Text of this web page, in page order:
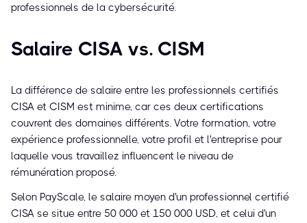
professionnels de la cybersécurité.
Salaire CISA vs. CISM
La différence de salaire entre les professionnels certifiés
CISA et CISM est minime, car ces deux certifications
couvrent des domaines différents. Votre formation, votre
expérience professionnelle, votre profil et l'entreprise pour
laquelle vous travaillez influencent le niveau de
rémunération proposé.
Selon PayScale, le salaire moyen d'un professionnel certifié
CISA se situe entre 50 000 et 150 000 USD, et celui d'un